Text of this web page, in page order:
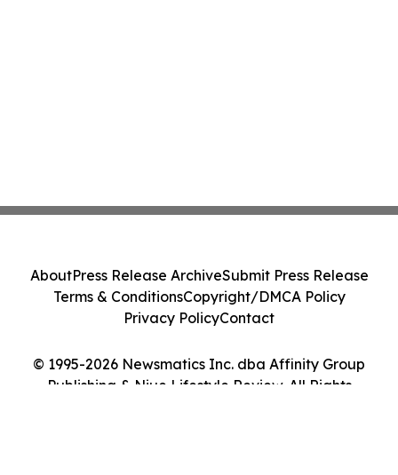
© 1995-2026 Newsmatics Inc. dba Affinity Group
Publishing & Niue Lifestyle Review. All Rights
AboutPress Release ArchiveSubmit Press Release
Terms & ConditionsCopyright/DMCA Policy
Privacy PolicyContact